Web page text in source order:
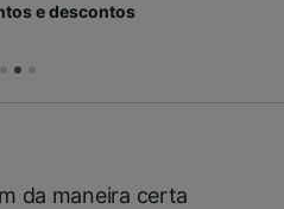
e descontos
da maneira certa